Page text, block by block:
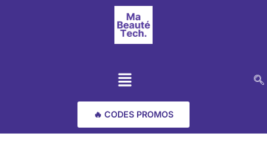
🔥 CODES PROMOS